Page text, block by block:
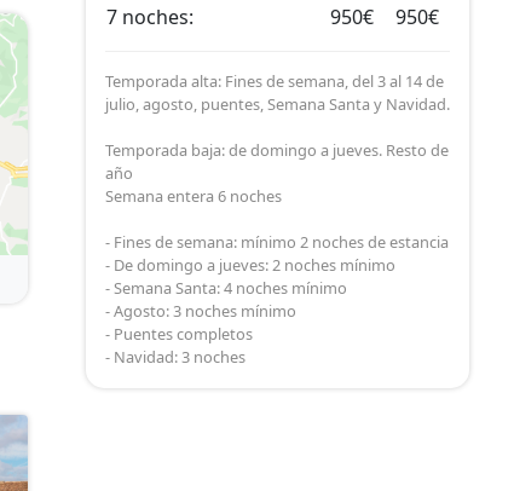
7 noches:
950€ 950€
Temporada alta: Fines de semana, del 3 al 14 de
julio, agosto, puentes, Semana Santa y Navidad.
Temporada baja: de domingo a jueves. Resto de
año
Semana entera 6 noches
- Fines de semana: mínimo 2 noches de estancia
- De domingo a jueves: 2 noches mínimo
- Semana Santa: 4 noches mínimo
- Agosto: 3 noches mínimo
- Puentes completos
- Navidad: 3 noches